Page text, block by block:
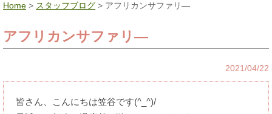
Home > スタッフブログ > アフリカンサファリ―
アフリカンサファリ―
2021/04/22
皆さん、こんにちは笠谷です(^_^)/